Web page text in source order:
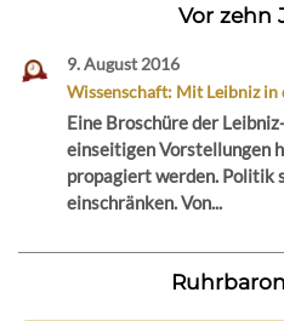
Vor zehn
9. August 2016
Wissenschaft: Mit Leibniz
Eine Broschüre der
einseitigen Vorstellungen
propagiert werden. Politik
einschränken. Von...